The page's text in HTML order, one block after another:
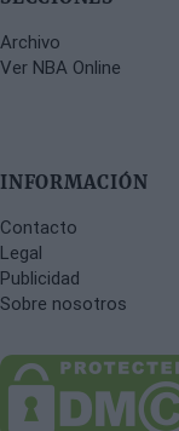
Archivo
Ver NBA Online
INFORMACIÓN
Contacto
Legal
Publicidad
Sobre nosotros